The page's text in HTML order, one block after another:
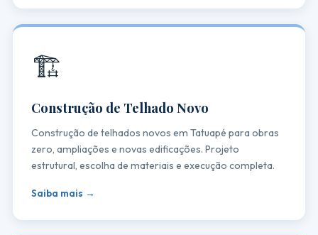
🏗️
Construção de Telhado Novo
Construção de telhados novos em Tatuapé para obras
zero, ampliações e novas edificações. Projeto
estrutural, escolha de materiais e execução completa.
Saiba mais →